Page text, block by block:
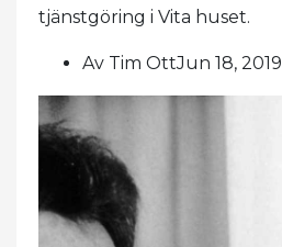
tjänstgöring i Vita huset.
Av Tim OttJun 18, 2019